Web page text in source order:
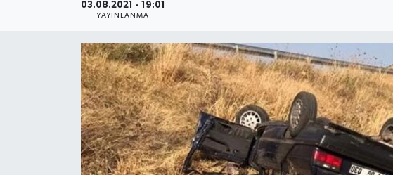
03.08.2021 - 19:01
YAYINLANMA
Programlar